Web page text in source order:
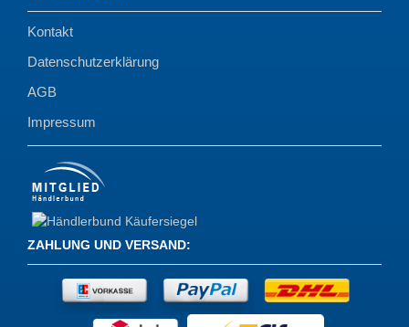
Kontakt
Datenschutzerklärung
AGB
Impressum
ZAHLUNG UND VERSAND: